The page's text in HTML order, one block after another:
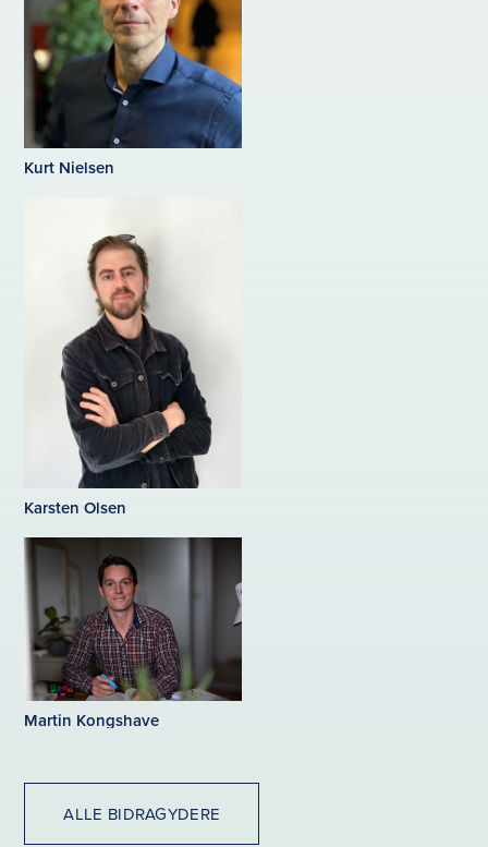
Kurt Nielsen
Karsten Olsen
Martin Kongshave
ALLE BIDRAGYDERE